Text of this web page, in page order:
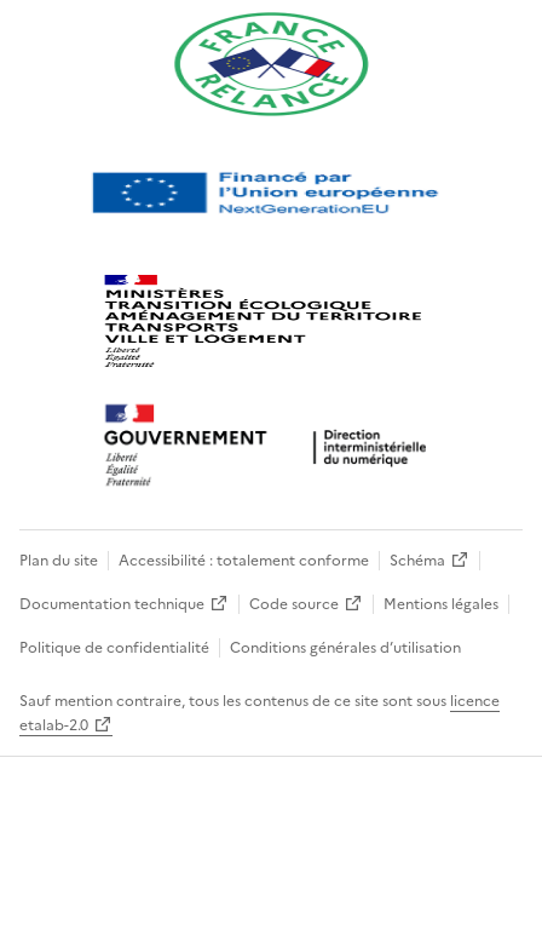
Plan du site Accessibilité : totalement conforme
Schéma
Documentation technique
Code source
Mentions légales
Politique de confidentialité
Conditions générales d’utilisation
Sauf mention contraire, tous les contenus de ce site sont sous licence
etalab-2.0